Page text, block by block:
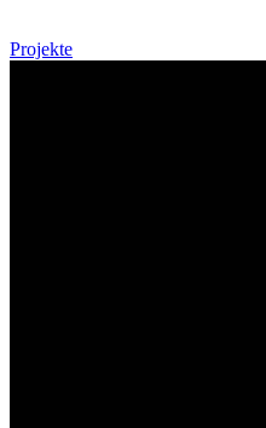
Projekte